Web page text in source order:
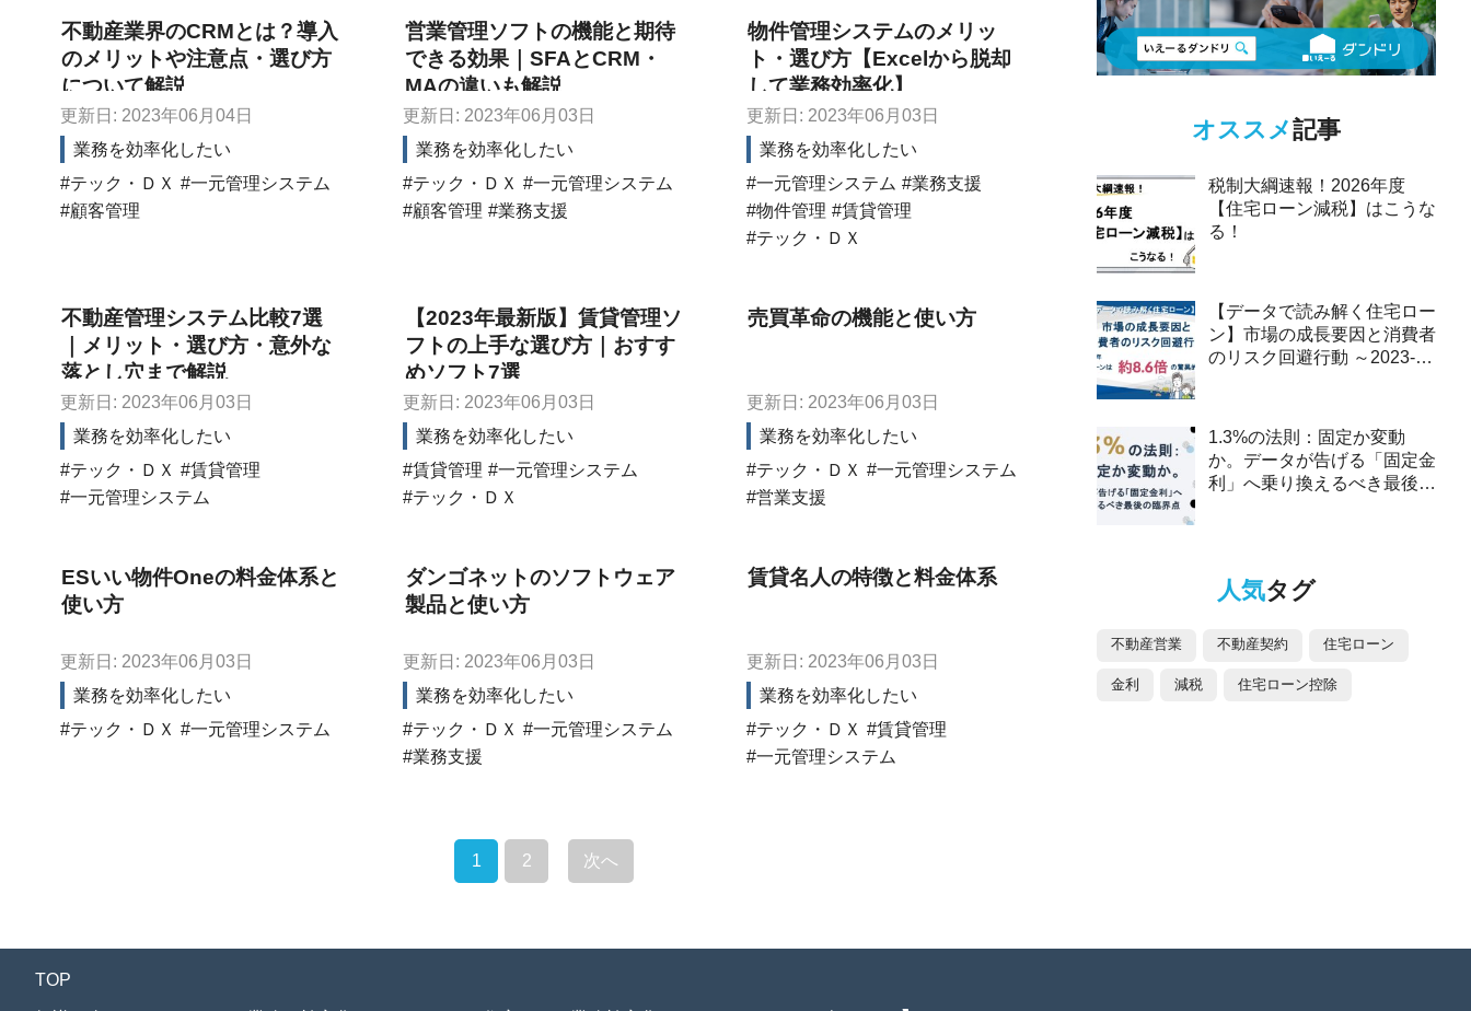
不動産業界のCRMとは？導入
のメリットや注意点・選び方
について解説
更新日: 2023年06月04日
業務を効率化したい
テック・ＤＸ
一元管理システム
顧客管理
営業管理ソフトの機能と期待
できる効果｜SFAとCRM・
MAの違いも解説
更新日: 2023年06月03日
業務を効率化したい
テック・ＤＸ
一元管理システム
顧客管理
業務支援
物件管理システムのメリッ
ト・選び方【Excelから脱却
して業務効率化】
更新日: 2023年06月03日
業務を効率化したい
一元管理システム
業務支援
物件管理
賃貸管理
テック・ＤＸ
不動産管理システム比較7選
｜メリット・選び方・意外な
落とし穴まで解説
更新日: 2023年06月03日
業務を効率化したい
テック・ＤＸ
賃貸管理
一元管理システム
【2023年最新版】賃貸管理ソ
フトの上手な選び方｜おすす
めソフト7選
更新日: 2023年06月03日
業務を効率化したい
賃貸管理
一元管理システム
テック・ＤＸ
売買革命の機能と使い方
更新日: 2023年06月03日
業務を効率化したい
テック・ＤＸ
一元管理システム
営業支援
ESいい物件Oneの料金体系と
使い方
更新日: 2023年06月03日
業務を効率化したい
テック・ＤＸ
一元管理システム
ダンゴネットのソフトウェア
製品と使い方
更新日: 2023年06月03日
業務を効率化したい
テック・ＤＸ
一元管理システム
業務支援
賃貸名人の特徴と料金体系
更新日: 2023年06月03日
業務を効率化したい
テック・ＤＸ
賃貸管理
一元管理システム
1 2 次へ
オススメ記事
税制大綱速報！2026年度
【住宅ローン減税】はこうな
る！
【データで読み解く住宅ロー
ン】市場の成長要因と消費者
のリスク回避行動 ～2023-
1.3%の法則：固定か変動
か。データが告げる「固定金
利」へ乗り換えるべき最後の
人気タグ
不動産営業 不動産契約 住宅ローン
金利 減税 住宅ローン控除
TOP